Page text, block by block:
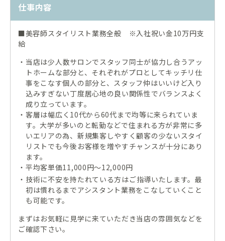
仕事内容
■美容師スタイリスト業務全般 ※入社祝い金10万円支
給
・ 当店は少人数サロンでスタッフ同士が協力し合うアッ
トホームな部分と、それぞれがプロとしてキッチリ仕
事をこなす個人の部分と、スタッフ仲はいいけど入り
込みすぎない丁度居心地の良い関係性でバランスよく
成り立っています。
・ 客層は幅広く10代から60代まで均等に来られていま
す。大学が多いのと転勤などで住まれる方が非常に多
いエリアの為、新規集客しやすく顧客の少ないスタイ
リストでも今後お客様を増やすチャンスが十分にあり
ます。
・ 平均客単価11,000円～12,000円
・ 技術に不安を持たれている方はご指導いたします。最
初は慣れるまでアシスタント業務をこなしていくこと
も可能です。
まずはお気軽に見学に来ていただき当店の雰囲気などを
ご確認下さい。